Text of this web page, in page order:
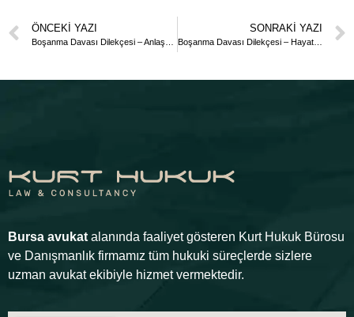
ÖNCEKI YAZI SONRAKI YAZI
Boşanma Davası Dilekçesi – Hayata Kast Pek Kötü veya Onur Kırıcı Davranış Nedeniyle
Bursa avukat alanında faaliyet gösteren Kurt Hukuk Bürosu
ve Danışmanlık firmamız tüm hukuki süreçlerde sizlere
uzman avukat ekibiyle hizmet vermektedir.